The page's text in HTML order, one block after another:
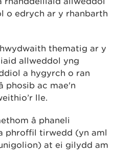
o edrych ar y rhanbarth
thematig ar y
allweddol yng
a hygyrch o ran
phosib ac mae'n
lle.
â phaneli
phroffil tirwedd (yn aml
at ei gilydd am